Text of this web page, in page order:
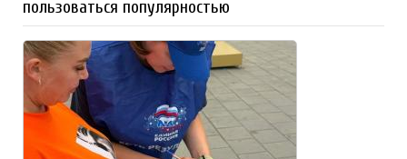
пользоваться популярностью